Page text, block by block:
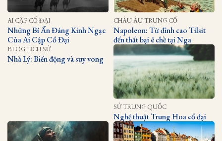
AI CẬP CỔ ĐẠI
Những Bí Ẩn Đáng Kinh Ngạc
Của Ai Cập Cổ Đại
CHÂU ÂU TRUNG CỔ
Napoleon: Từ đỉnh cao Tilsit
đến thất bại ê chề tại Nga
BLOG LỊCH SỬ
Nhà Lý: Biến động và suy vong
SỬ TRUNG QUỐC
Nghệ thuật Trung Hoa cổ đại